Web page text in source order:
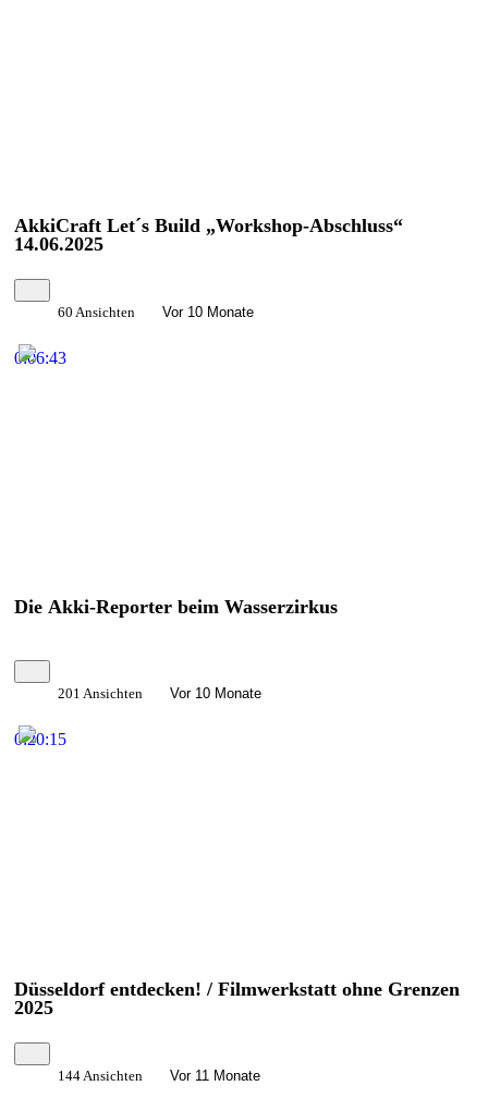
AkkiCraft Let´s Build „Workshop-Abschluss“
14.06.2025
60 Ansichten Vor 10 Monate
0:06:43
Die Akki-Reporter beim Wasserzirkus
201 Ansichten Vor 10 Monate
0:20:15
Düsseldorf entdecken! / Filmwerkstatt ohne Grenzen
2025
144 Ansichten Vor 11 Monate